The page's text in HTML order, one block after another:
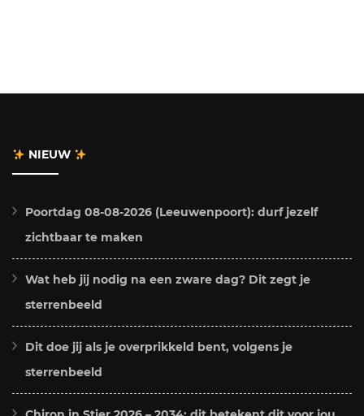
NIEUW
Poortdag 08-08-2026 (Leeuwenpoort): durf jezelf
zichtbaar te maken
Wat heb jij nodig na een zware dag? Dit zegt je
sterrenbeeld
Dit doe jij als je overprikkeld bent, volgens je
sterrenbeeld